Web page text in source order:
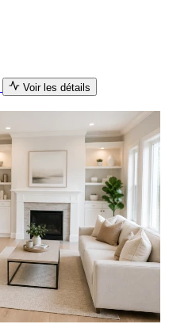
Voir les détails